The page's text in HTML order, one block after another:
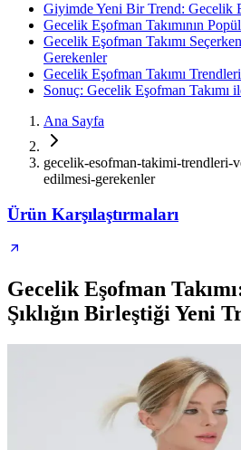
Giyimde Yeni Bir Trend: Gecelik
Gecelik Eşofman Takımının
Gecelik Eşofman Takımı
Gerekenler
Gecelik Eşofman Takımı
Sonuç: Gecelik Eşofman Takımı
Ana Sayfa
gecelik-esofman-takimi-trendleri-
edilmesi-gerekenler
Ürün Karşılaştırmaları
Gecelik Eşofman
Şıklığın Birleştiği Yeni